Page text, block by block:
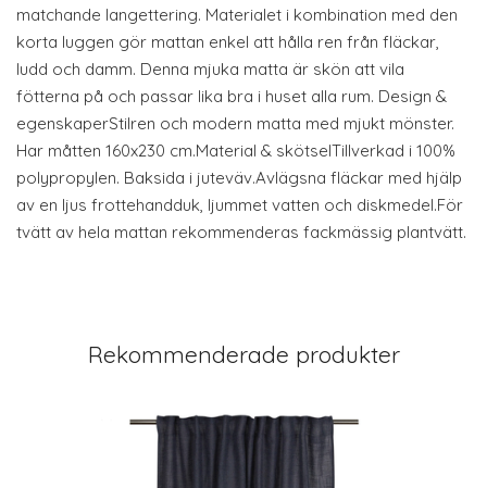
matchande langettering. Materialet i kombination med den
korta luggen gör mattan enkel att hålla ren från fläckar,
ludd och damm. Denna mjuka matta är skön att vila
fötterna på och passar lika bra i huset alla rum. Design &
egenskaperStilren och modern matta med mjukt mönster.
Har måtten 160x230 cm.Material & skötselTillverkad i 100%
polypropylen. Baksida i juteväv.Avlägsna fläckar med hjälp
av en ljus frottehandduk, ljummet vatten och diskmedel.För
tvätt av hela mattan rekommenderas fackmässig plantvätt.
Rekommenderade produkter